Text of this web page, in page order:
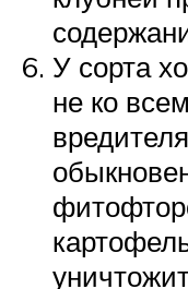
У сорта
не ко